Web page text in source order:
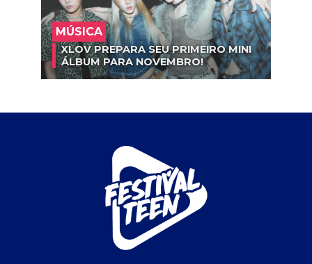
MÚSICA
XLOV PREPARA SEU PRIMEIRO MINI
ÁLBUM PARA NOVEMBRO!